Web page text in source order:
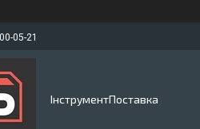
05-21
ІнструментПоставка